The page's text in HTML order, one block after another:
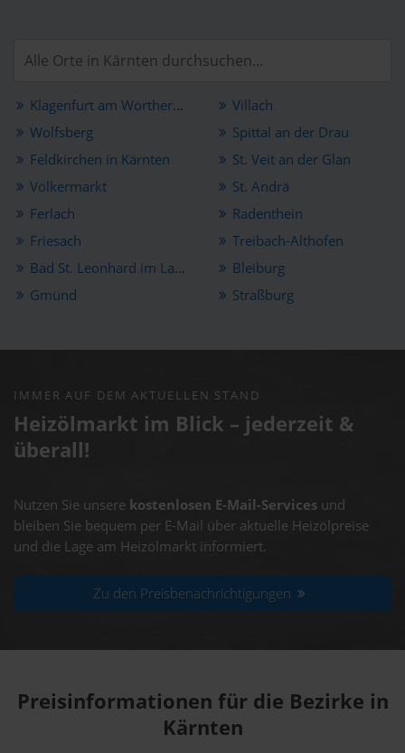
Klagenfurt am Wörthersee
Villach
Wolfsberg
Spittal an der Drau
Feldkirchen in Kärnten
St. Veit an der Glan
Völkermarkt
St. Andrä
Ferlach
Radenthein
Friesach
Treibach-Althofen
Bad St. Leonhard im Lavanttal
Bleiburg
Gmünd
Straßburg
IMMER AUF DEM AKTUELLEN STAND
Heizölmarkt im Blick – jederzeit &
überall!
Nutzen Sie unsere kostenlosen E-Mail-Services und
bleiben Sie bequem per E-Mail über aktuelle Heizölpreise
und die Lage am Heizölmarkt informiert.
Zu den Preisbenachrichtigungen
Preisinformationen für die Bezirke in
Kärnten